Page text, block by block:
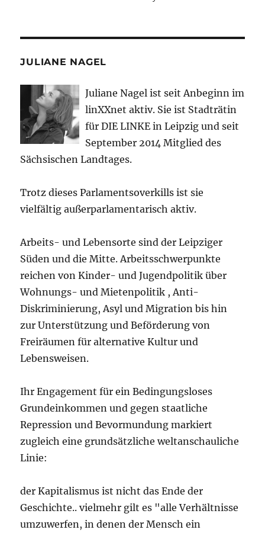
JULIANE NAGEL
Juliane Nagel ist seit Anbeginn im
linXXnet aktiv. Sie ist Stadträtin
für DIE LINKE in Leipzig und seit
September 2014 Mitglied des
Sächsischen Landtages.
Trotz dieses Parlamentsoverkills ist sie
vielfältig außerparlamentarisch aktiv.
Arbeits- und Lebensorte sind der Leipziger
Süden und die Mitte. Arbeitsschwerpunkte
reichen von Kinder- und Jugendpolitik über
Wohnungs- und Mietenpolitik , Anti-
Diskriminierung, Asyl und Migration bis hin
zur Unterstützung und Beförderung von
Freiräumen für alternative Kultur und
Lebensweisen.
Ihr Engagement für ein Bedingungsloses
Grundeinkommen und gegen staatliche
Repression und Bevormundung markiert
zugleich eine grundsätzliche weltanschauliche
Linie:
der Kapitalismus ist nicht das Ende der
Geschichte.. vielmehr gilt es "alle Verhältnisse
umzuwerfen, in denen der Mensch ein